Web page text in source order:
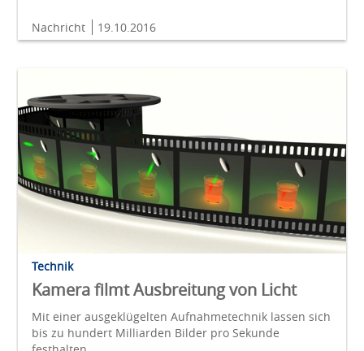
Nachricht 19.10.2016
Technik
Kamera filmt Ausbreitung von Licht
Mit einer ausgeklügelten Aufnahmetechnik lassen sich
bis zu hundert Milliarden Bilder pro Sekunde